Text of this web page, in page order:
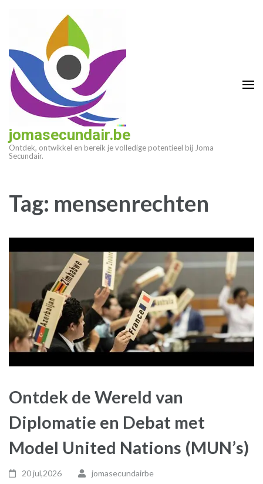
(druk
enter)
jomasecundair.be
Ontdek, ontwikkel en bereik je volledige potentieel bij Joma
Secundair.
Tag: mensenrechten
Ontdek de Wereld van
Diplomatie en Debat met
Model United Nations (MUN’s)
20 jul,2026
jomasecundairbe